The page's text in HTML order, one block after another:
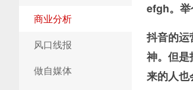
商业分析
风口线报
做自媒体
efgh。举
抖音的运
神。但是
来的人也